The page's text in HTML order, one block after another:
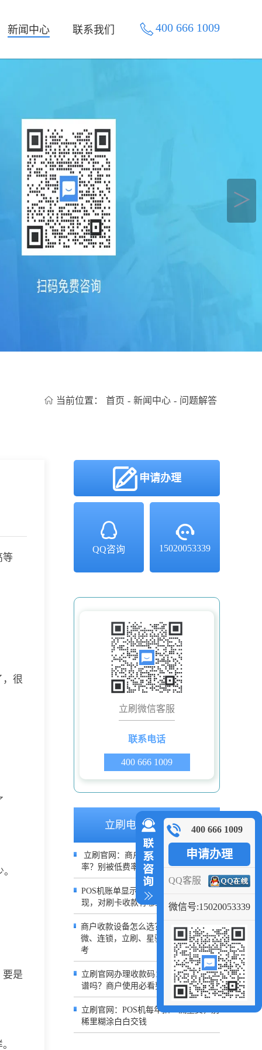
新闻中心 联系我们 400 666 1009
＞
当前位置： 首页 - 新闻中心 - 问题解答
等
，很
要是
申请办理
QQ咨询 15020053339
立刷微信客服
联系电话
400 666 1009
立刷电签推荐文章
立刷官网：商户类型决定POS机费
率？别被低费率宣传给蒙蔽了
POS机账单显示人名！哪类入网会出
现，对刷卡收款有哪些影响？
商户收款设备怎么选？分清实体、小
微、连锁，立刷、星驿付方案对照参
考
立刷官网办理收款码：易生收款码靠
谱吗？商户使用必看要点
立刷官网：POS机每年扣68流量费，别
稀里糊涂白白交钱
400 666 1009
申请办理
QQ客服
微信号:15020053339